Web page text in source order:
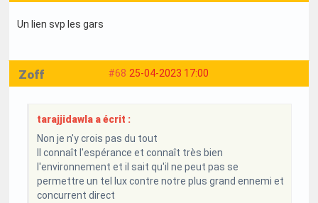
Un lien svp les gars
#68 25-04-2023 17:00
Zoff
tarajjidawla a écrit :
Non je n'y crois pas du tout
Il connaît l'espérance et connaît très bien
l'environnement et il sait qu'il ne peut pas se
permettre un tel lux contre notre plus grand ennemi et
concurrent direct